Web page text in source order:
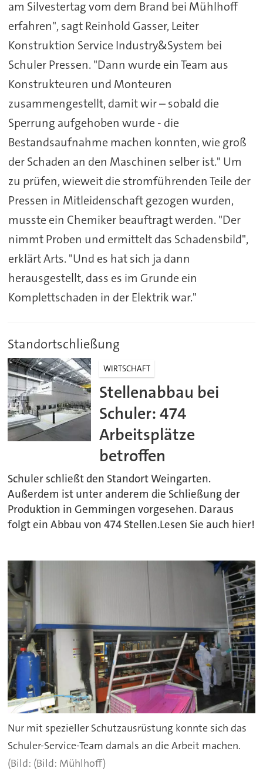
am Silvestertag vom dem Brand bei Mühlhoff
erfahren", sagt Reinhold Gasser, Leiter
Konstruktion Service Industry&System bei
Schuler Pressen. "Dann wurde ein Team aus
Konstrukteuren und Monteuren
zusammengestellt, damit wir – sobald die
Sperrung aufgehoben wurde - die
Bestandsaufnahme machen konnten, wie groß
der Schaden an den Maschinen selber ist." Um
zu prüfen, wieweit die stromführenden Teile der
Pressen in Mitleidenschaft gezogen wurden,
musste ein Chemiker beauftragt werden. "Der
nimmt Proben und ermittelt das Schadensbild",
erklärt Arts. "Und es hat sich ja dann
herausgestellt, dass es im Grunde ein
Komplettschaden in der Elektrik war."
Standortschließung
WIRTSCHAFT
Stellenabbau bei
Schuler: 474
Arbeitsplätze
betroffen
Schuler schließt den Standort Weingarten.
Außerdem ist unter anderem die Schließung der
Produktion in Gemmingen vorgesehen. Daraus
folgt ein Abbau von 474 Stellen.Lesen Sie auch hier!
Nur mit spezieller Schutzausrüstung konnte sich das
Schuler-Service-Team damals an die Arbeit machen.
(Bild: Mühlhoff)